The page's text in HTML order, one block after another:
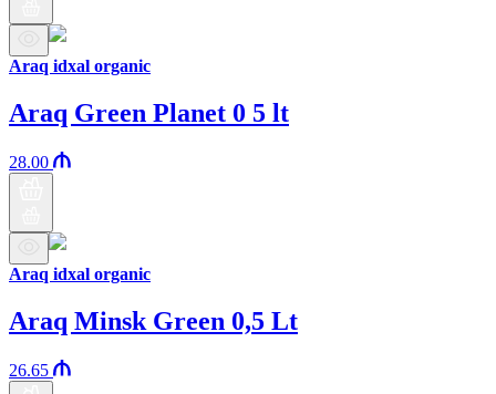
Araq idxal organic
Araq Green Planet 0 5 lt
28.00
Araq idxal organic
Araq Minsk Green 0,5 Lt
26.65